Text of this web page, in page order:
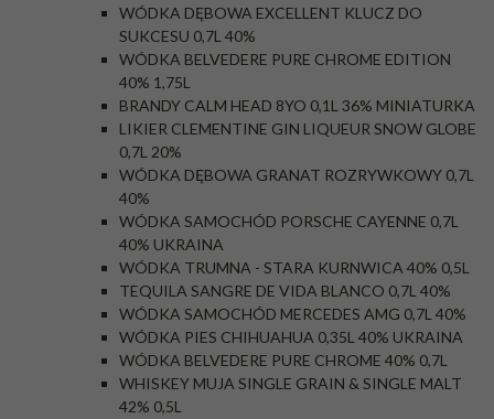
WÓDKA DĘBOWA EXCELLENT KLUCZ DO
SUKCESU 0,7L 40%
WÓDKA BELVEDERE PURE CHROME EDITION
40% 1,75L
BRANDY CALM HEAD 8YO 0,1L 36% MINIATURKA
LIKIER CLEMENTINE GIN LIQUEUR SNOW GLOBE
0,7L 20%
WÓDKA DĘBOWA GRANAT ROZRYWKOWY 0,7L
40%
WÓDKA SAMOCHÓD PORSCHE CAYENNE 0,7L
40% UKRAINA
WÓDKA TRUMNA - STARA KURNWICA 40% 0,5L
TEQUILA SANGRE DE VIDA BLANCO 0,7L 40%
WÓDKA SAMOCHÓD MERCEDES AMG 0,7L 40%
WÓDKA PIES CHIHUAHUA 0,35L 40% UKRAINA
WÓDKA BELVEDERE PURE CHROME 40% 0,7L
WHISKEY MUJA SINGLE GRAIN & SINGLE MALT
42% 0,5L